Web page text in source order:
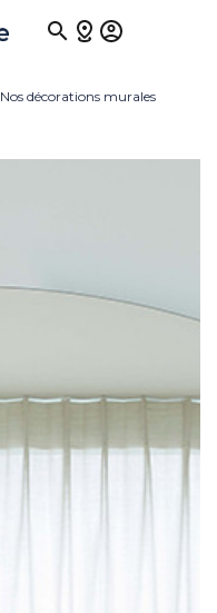

Nos décorations murales